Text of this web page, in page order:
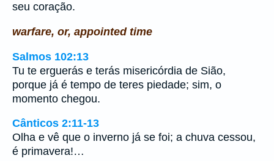
seu coração.
warfare, or, appointed time
Salmos 102:13
Tu te erguerás e terás misericórdia de Sião,
porque já é tempo de teres piedade; sim, o
momento chegou.
Cânticos 2:11-13
Olha e vê que o inverno já se foi; a chuva cessou,
é primavera!…